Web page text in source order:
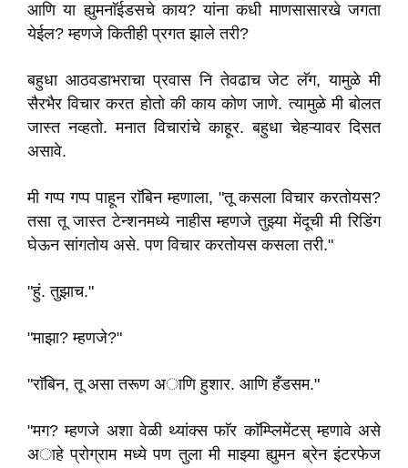
आणि या ह्युमनाॅईडसचे काय? यांना कधी माणसासारखे जगता
येईल? म्हणजे कितीही प्रगत झाले तरी?
बहुधा आठवडाभराचा प्रवास नि तेवढाच जेट लॅग, यामुळे मी
सैरभैर विचार करत होतो की काय कोण जाणे. त्यामुळे मी बोलत
जास्त नव्हतो. मनात विचारांचे काहूर. बहुधा चेहऱ्यावर दिसत
असावे.
मी गप्प गप्प पाहून राॅबिन म्हणाला, "तू कसला विचार करतोयस?
तसा तू जास्त टेन्शनमध्ये नाहीस म्हणजे तुझ्या मेंदूची मी रिडिंग
घेऊन सांगतोय असे. पण विचार करतोयस कसला तरी."
"हुं. तुझाच."
"माझा? म्हणजे?"
"राॅबिन, तू असा तरूण अाणि हुशार. आणि हँडसम."
"मग? म्हणजे अशा वेळी थ्यांक्स फाॅर काॅम्प्लिमेंटस् म्हणावे असे
अाहे प्रोग्राम मध्ये पण तुला मी माझ्या ह्युमन ब्रेन इंटरफेज